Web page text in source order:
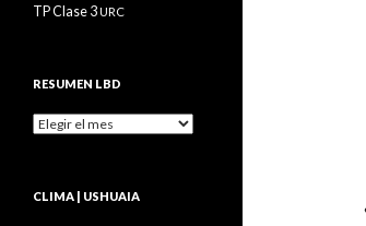
TP Clase 3URC
RESUMEN LBD
Resumen
CLIMA | USHUAIA